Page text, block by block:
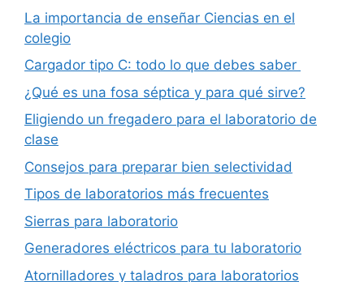
La importancia de enseñar Ciencias en el
colegio
Cargador tipo C: todo lo que debes saber
¿Qué es una fosa séptica y para qué sirve?
Eligiendo un fregadero para el laboratorio de
clase
Consejos para preparar bien selectividad
Tipos de laboratorios más frecuentes
Sierras para laboratorio
Generadores eléctricos para tu laboratorio
Atornilladores y taladros para laboratorios